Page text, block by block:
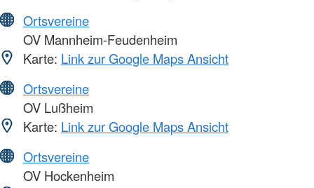
Ortsvereine
OV Mannheim-Feudenheim
Karte: Link zur Google Maps Ansicht
Ortsvereine
OV Lußheim
Karte: Link zur Google Maps Ansicht
Ortsvereine
OV Hockenheim